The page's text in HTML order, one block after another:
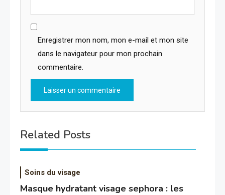
Enregistrer mon nom, mon e-mail et mon site
dans le navigateur pour mon prochain
commentaire.
Related Posts
Soins du visage
Masque hydratant visage sephora : les